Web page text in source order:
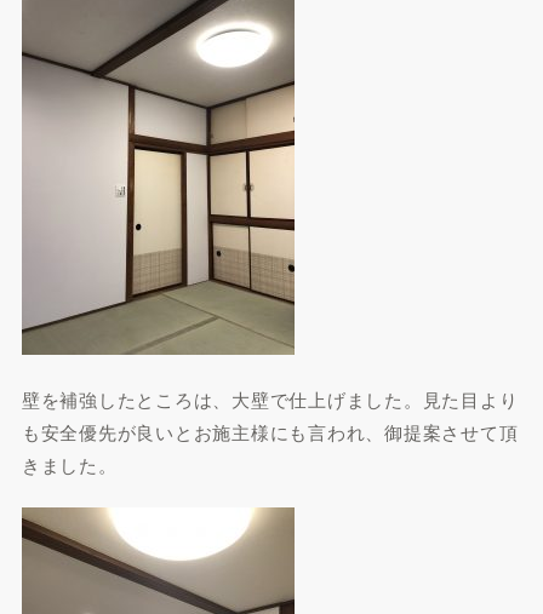
壁を補強したところは、大壁で仕上げました。見た目より
も安全優先が良いとお施主様にも言われ、御提案させて頂
きました。